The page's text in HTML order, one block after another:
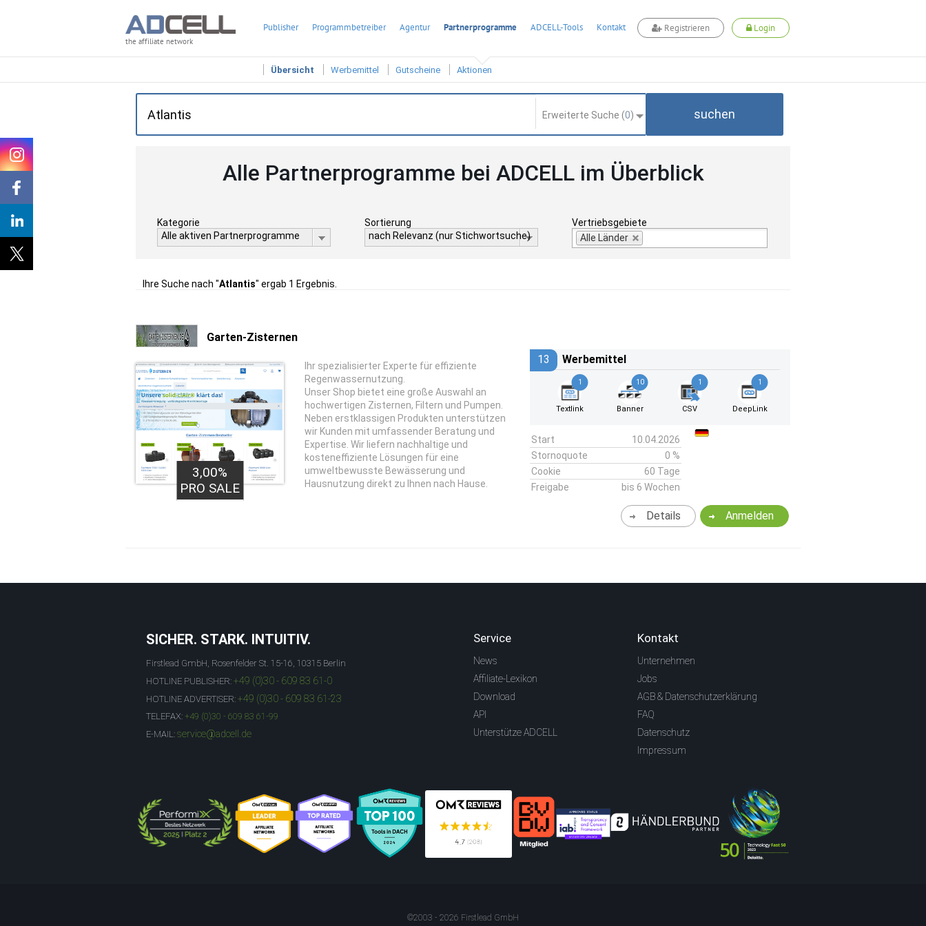
the affiliate network
Publisher Programmbetreiber Agentur Partnerprogramme ADCELL-Tools Kontakt Registrieren Login
Übersicht Werbemittel Gutscheine Aktionen
Erweiterte Suche (0) suchen
Alle Partnerprogramme bei ADCELL im Überblick
Kategorie
Alle aktiven Partnerprogramme
Sortierung
nach Relevanz (nur Stichwortsuche)
Vertriebsgebiete
Alle Länder
Ihre Suche nach "Atlantis" ergab 1 Ergebnis.
Garten-Zisternen
3,00%
PRO SALE
Ihr spezialisierter Experte für effiziente
Regenwassernutzung.
Unser Shop bietet eine große Auswahl an
hochwertigen Zisternen, Filtern und Pumpen.
Neben erstklassigen Produkten unterstützen
wir Kunden mit umfassender Beratung und
Expertise. Wir liefern nachhaltige und
kosteneffiziente Lösungen für eine
umweltbewusste Bewässerung und
Hausnutzung direkt zu Ihnen nach Hause.
13 Werbemittel
1
Textlink
10
Banner
1
CSV
1
DeepLink
Start
10.04.2026
Stornoquote
0 %
Cookie
60 Tage
Freigabe
bis 6 Wochen
Anmelden
Details
SICHER. STARK. INTUITIV.
Firstlead GmbH, Rosenfelder St. 15-16, 10315 Berlin
HOTLINE PUBLISHER: +49 (0)30 - 609 83 61-0
HOTLINE ADVERTISER: +49 (0)30 - 609 83 61-23
TELEFAX: +49 (0)30 - 609 83 61-99
E-MAIL: service@adcell.de
Service
News
Affiliate-Lexikon
Download
API
Unterstütze ADCELL
Kontakt
Unternehmen
Jobs
AGB & Datenschutzerklärung
FAQ
Datenschutz
Impressum
©2003 - 2026 Firstlead GmbH